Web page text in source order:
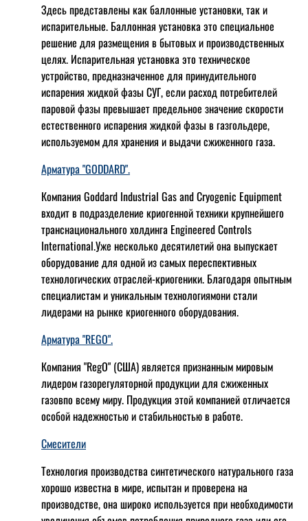
Здесь представлены как баллонные установки, так и
испарительные. Баллонная установка это специальное
решение для размещения в бытовых и производственных
целях. Испарительная установка это техническое
устройство, предназначенное для принудительного
испарения жидкой фазы СУГ, если расход потребителей
паровой фазы превышает предельное значение скорости
естественного испарения жидкой фазы в газгольдере,
используемом для хранения и выдачи сжиженного газа.
Арматура "GODDARD".
Компания Goddard Industrial Gas and Cryogenic Equipment
входит в подразделение криогенной техники крупнейшего
транснационального холдинга Engineered Controls
International.Уже несколько десятилетий она выпускает
оборудование для одной из самых переспективных
технологических отраслей-криогеники. Благодаря опытным
специалистам и уникальным технологиямони стали
лидерами на рынке криогенного оборудования.
Арматура "REGO".
Компания "RegO" (США) является признанным мировым
лидером газорегуляторной продукции для сжиженных
газовпо всему миру. Продукция этой компанией отличается
особой надежностью и стабильностью в работе.
Смесители
Технология производства синтетического натурального газа
хорошо известна в мире, испытан и проверена на
производстве, она широко используется при необходимости